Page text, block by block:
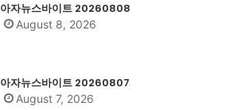
아자뉴스바이트 20260808
August 8, 2026
아자뉴스바이트 20260807
August 7, 2026